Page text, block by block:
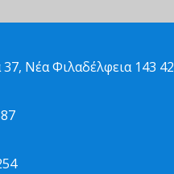
Νέα Φιλαδέλφεια 143 42